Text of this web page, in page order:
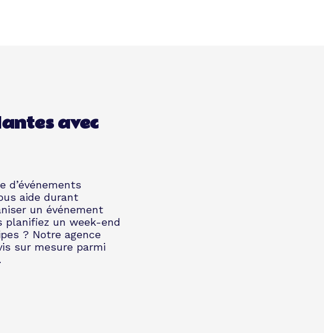
avec
d’événements
aide durant
un événement
planifiez un week-end
? Notre agence
sur mesure parmi